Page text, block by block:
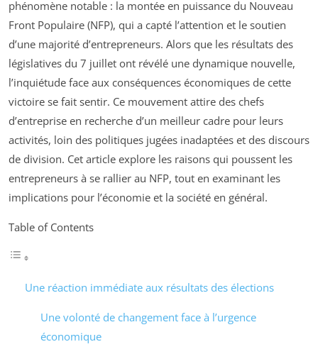
phénomène notable : la montée en puissance du Nouveau
Front Populaire (NFP), qui a capté l’attention et le soutien
d’une majorité d’entrepreneurs. Alors que les résultats des
législatives du 7 juillet ont révélé une dynamique nouvelle,
l’inquiétude face aux conséquences économiques de cette
victoire se fait sentir. Ce mouvement attire des chefs
d’entreprise en recherche d’un meilleur cadre pour leurs
activités, loin des politiques jugées inadaptées et des discours
de division. Cet article explore les raisons qui poussent les
entrepreneurs à se rallier au NFP, tout en examinant les
implications pour l’économie et la société en général.
Table of Contents
Une réaction immédiate aux résultats des élections
Une volonté de changement face à l’urgence
économique